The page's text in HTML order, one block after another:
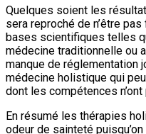
Quelques soient les
sera reproché de n’être
bases scientifiques telles
médecine traditionnelle ou
manque de réglementation
médecine holistique qui
dont les compétences
En résumé les thérapies
odeur de sainteté